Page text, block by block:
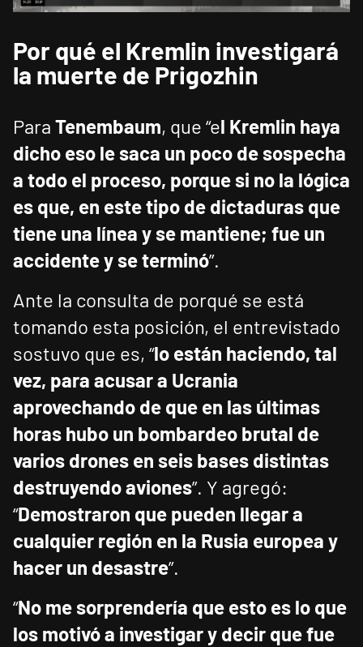
Por qué el Kremlin investigará
la muerte de Prigozhin
Para Tenembaum, que “el Kremlin haya
dicho eso le saca un poco de sospecha
a todo el proceso, porque si no la lógica
es que, en este tipo de dictaduras que
tiene una línea y se mantiene; fue un
accidente y se terminó”.
Ante la consulta de porqué se está
tomando esta posición, el entrevistado
sostuvo que es, “lo están haciendo, tal
vez, para acusar a Ucrania
aprovechando de que en las últimas
horas hubo un bombardeo brutal de
varios drones en seis bases distintas
destruyendo aviones”. Y agregó:
“Demostraron que pueden llegar a
cualquier región en la Rusia europea y
hacer un desastre”.
“No me sorprendería que esto es lo que
los motivó a investigar y decir que fue